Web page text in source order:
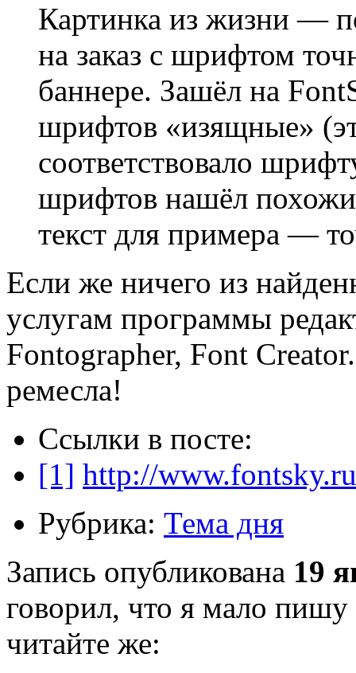
Картинка из жизни —
на заказ с шрифтом
баннере. Зашёл на
шрифтов «изящные»
соответствовало
шрифтов нашёл
текст для примера —
Если же ничего из
услугам программы
Fontographer, Font
ремесла!
Ссылки в посте:
[1] http://
Рубрика: Тема дня
Запись опубликована 19
говорил, что я мало пишу
читайте же: